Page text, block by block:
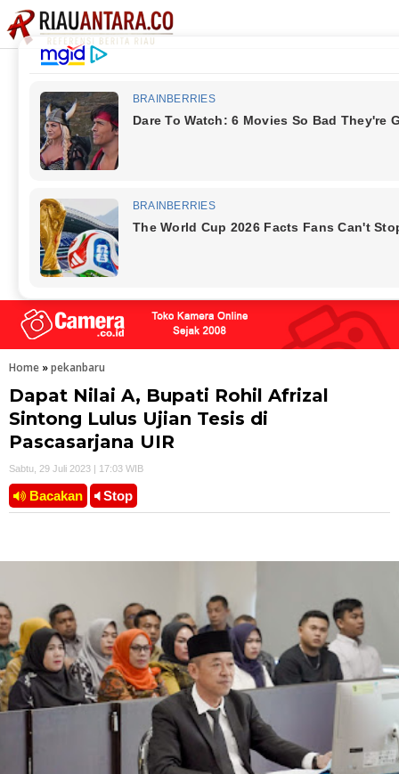
Home »pekanbaru
Dapat Nilai A, Bupati Rohil Afrizal
Sintong Lulus Ujian Tesis di
Pascasarjana UIR
Sabtu, 29 Juli 2023 | 17:03 WIB
Bacakan Stop